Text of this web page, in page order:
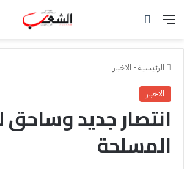
القائمة
الرئيسية - الاخبار
الاخبار
انتصار جديد وساحق
المسلحة